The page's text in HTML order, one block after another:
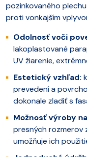
pozinkovaného
proti vonkajším
Odolnosť voči
lakoplastované
UV žiarenie,
Estetický vzhľad:
prevedení a
dokonale zladiť s
Možnosť výroby
presných rozmerov
umožňuje ich